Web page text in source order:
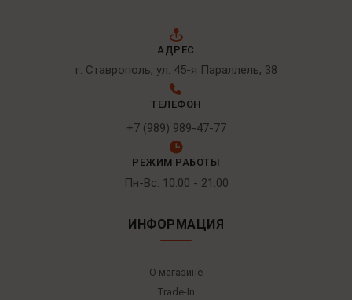
АДРЕС
г. Ставрополь, ул. 45-я Параллель, 38
ТЕЛЕФОН
+7 (989) 989-47-77
РЕЖИМ РАБОТЫ
Пн-Вс: 10:00 - 21:00
ИНФОРМАЦИЯ
О магазине
Trade-In